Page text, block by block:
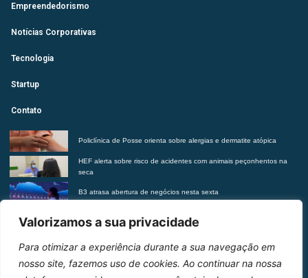
Valorizamos a sua privacidade
Para otimizar a experiência durante a sua navegação em
nosso site, fazemos uso de cookies. Ao continuar na nossa
Empreendedorismo
Notícias Corporativas
Tecnologia
Startup
Contato
Policlínica de Posse orienta sobre alergias e dermatite atópica
HEF alerta sobre risco de acidentes com animais peçonhentos na
seca
B3 atrasa abertura de negócios nesta sexta
2027
Entre em contato